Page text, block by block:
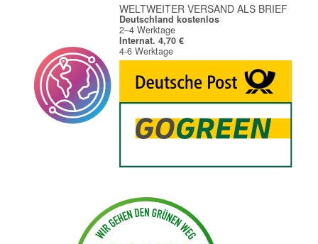
WELTWEITER VERSAND ALS BRIEF
Deutschland kostenlos
2–4 Werktage
Internat. 4,70 €
4-6 Werktage